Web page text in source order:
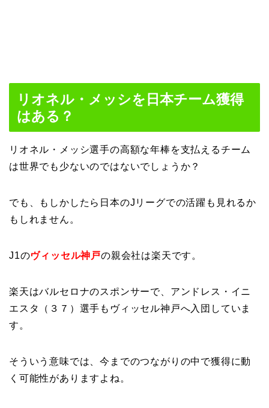
リオネル・メッシを日本チーム獲得
はある？
リオネル・メッシ選手の高額な年棒を支払えるチーム
は世界でも少ないのではないでしょうか？
でも、もしかしたら日本のJリーグでの活躍も見れるか
もしれません。
J1のヴィッセル神戸の親会社は楽天です。
楽天はバルセロナのスポンサーで、アンドレス・イニ
エスタ（３７）選手もヴィッセル神戸へ入団していま
す。
そういう意味では、今までのつながりの中で獲得に動
く可能性がありますよね。